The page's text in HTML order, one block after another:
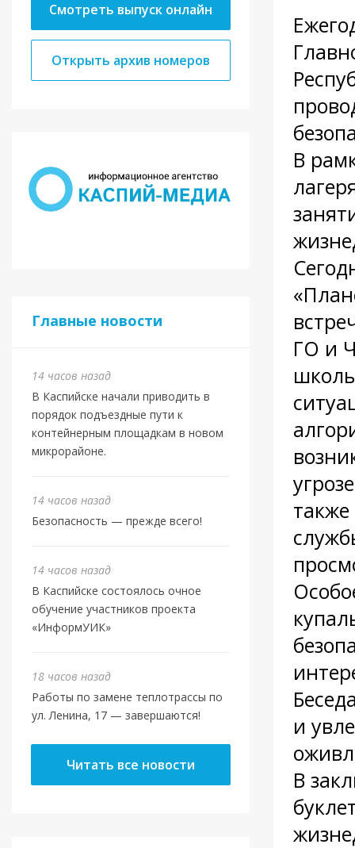
Смотреть выпуск онлайн
Открыть архив номеров
Главные новости
14 часов назад
В Каспийске начали приводить в
порядок подъездные пути к
контейнерным площадкам в новом
микрорайоне.
14 часов назад
Безопасность — прежде всего!
14 часов назад
В Каспийске состоялось очное
обучение участников проекта
«ИнформУИК»
18 часов назад
Работы по замене теплотрассы по
ул. Ленина, 17 — завершаются!
Читать все новости
В
ГО и
и
В